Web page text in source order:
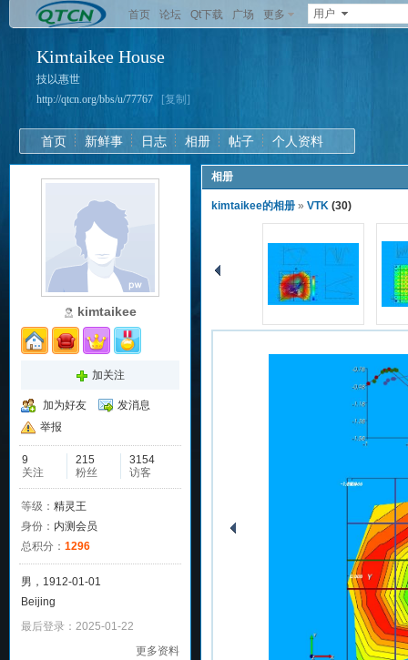
首页 论坛 Qt下载 广场 更多 用户
Kimtaikee House
技以惠世
http://qtcn.org/bbs/u/77767
[复制]
首页 新鲜事 日志 相册 帖子 个人资料
kimtaikee
加关注
加为好友
发消息
举报
9
关注
215
粉丝
3154
访客
等级： 精灵王
身份： 内测会员
总积分： 1296
男，1912-01-01
Beijing
最后登录：2025-01-22
更多资料
相册
kimtaikee的相册 » VTK (30)